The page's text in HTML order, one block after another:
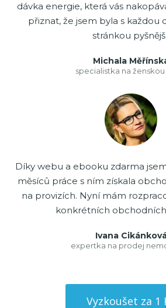
dávka energie, která vás
přiznat, že jsem byla s každou
stránkou
Michala
specialistka na ženskou
Díky webu a ebooku zdarma
měsíců práce s ním získala
na provizích. Nyní mám
konkrétních
Ivana
expertka na prodej
Vyzkoušet za 1